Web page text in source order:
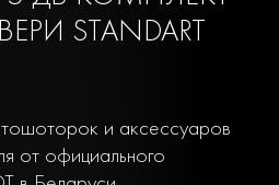
STANDART
и аксессуаров
от официального